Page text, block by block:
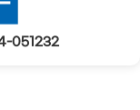
051232